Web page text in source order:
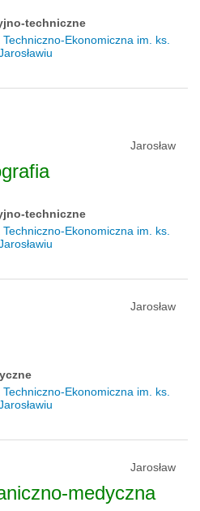
techniczne
Techniczno-Ekonomiczna im. ks.
Jarosław
techniczne
Techniczno-Ekonomiczna im. ks.
Jarosław
Techniczno-Ekonomiczna im. ks.
Jarosław
medyczna